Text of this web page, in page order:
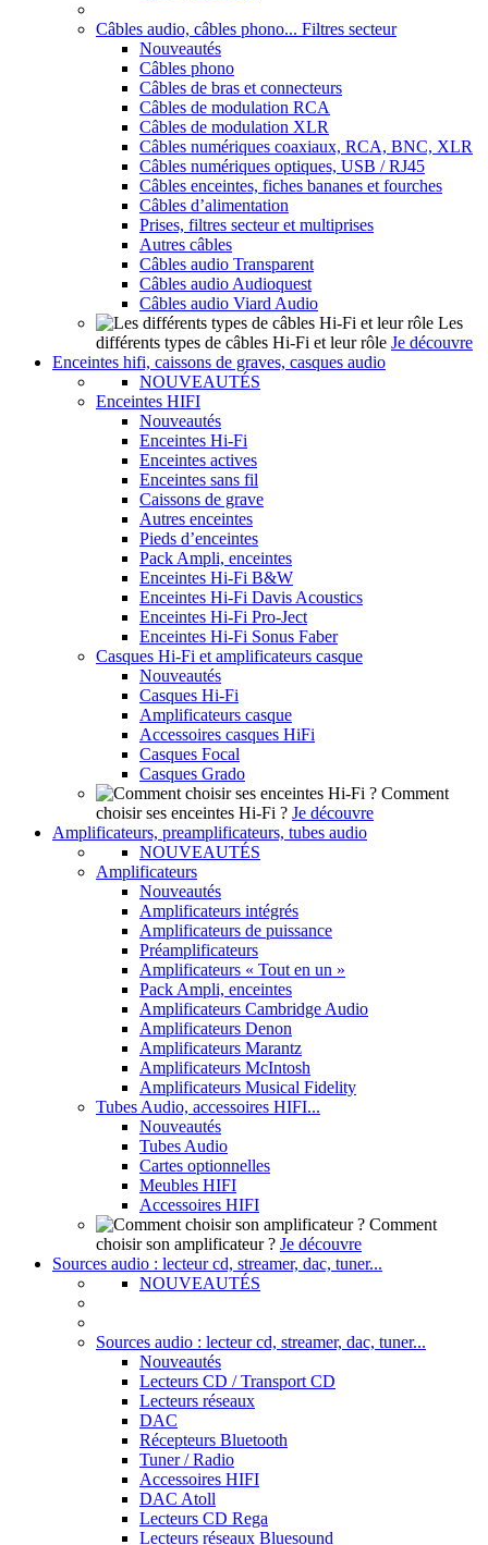
Câbles audio, câbles phono... Filtres secteur
Nouveautés
Câbles phono
Câbles de bras et connecteurs
Câbles de modulation RCA
Câbles de modulation XLR
Câbles numériques coaxiaux, RCA, BNC, XLR
Câbles numériques optiques, USB / RJ45
Câbles enceintes, fiches bananes et fourches
Câbles d’alimentation
Prises, filtres secteur et multiprises
Autres câbles
Câbles audio Transparent
Câbles audio Audioquest
Câbles audio Viard Audio
Les
différents types de câbles Hi-Fi et leur rôle Je découvre
Enceintes hifi, caissons de graves, casques audio
NOUVEAUTÉS
Enceintes HIFI
Nouveautés
Enceintes Hi-Fi
Enceintes actives
Enceintes sans fil
Caissons de grave
Autres enceintes
Pieds d’enceintes
Pack Ampli, enceintes
Enceintes Hi-Fi B&W
Enceintes Hi-Fi Davis Acoustics
Enceintes Hi-Fi Pro-Ject
Enceintes Hi-Fi Sonus Faber
Casques Hi-Fi et amplificateurs casque
Nouveautés
Casques Hi-Fi
Amplificateurs casque
Accessoires casques HiFi
Casques Focal
Casques Grado
Comment
choisir ses enceintes Hi-Fi ? Je découvre
Amplificateurs, preamplificateurs, tubes audio
NOUVEAUTÉS
Amplificateurs
Nouveautés
Amplificateurs intégrés
Amplificateurs de puissance
Préamplificateurs
Amplificateurs « Tout en un »
Pack Ampli, enceintes
Amplificateurs Cambridge Audio
Amplificateurs Denon
Amplificateurs Marantz
Amplificateurs McIntosh
Amplificateurs Musical Fidelity
Tubes Audio, accessoires HIFI...
Nouveautés
Tubes Audio
Cartes optionnelles
Meubles HIFI
Accessoires HIFI
Comment
choisir son amplificateur ? Je découvre
Sources audio : lecteur cd, streamer, dac, tuner...
NOUVEAUTÉS
Sources audio : lecteur cd, streamer, dac, tuner...
Nouveautés
Lecteurs CD / Transport CD
Lecteurs réseaux
DAC
Récepteurs Bluetooth
Tuner / Radio
Accessoires HIFI
DAC Atoll
Lecteurs CD Rega
Lecteurs réseaux Bluesound